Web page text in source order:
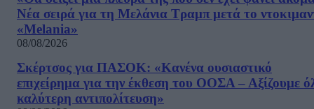
Νέα σειρά για τη Μελάνια Τραμπ μετά το
«Melania»
08/08/2026
Σκέρτσος για ΠΑΣΟΚ: «Κανένα ουσιαστικό
επιχείρημα για την έκθεση του ΟΟΣΑ – Αξίζουμε
καλύτερη αντιπολίτευση»